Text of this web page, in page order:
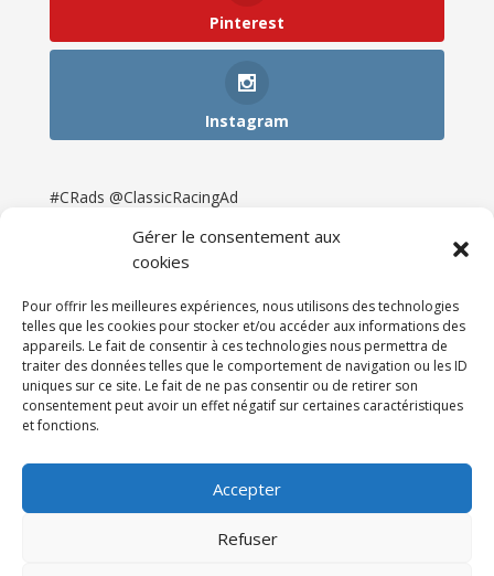
Gérer le consentement aux
cookies
Pour offrir les meilleures expériences, nous utilisons des technologies
telles que les cookies pour stocker et/ou accéder aux informations des
appareils. Le fait de consentir à ces technologies nous permettra de
traiter des données telles que le comportement de navigation ou les ID
uniques sur ce site. Le fait de ne pas consentir ou de retirer son
consentement peut avoir un effet négatif sur certaines caractéristiques
et fonctions.
Accepter
Refuser
Pinterest
Instagram
#CRads @ClassicRacingAd
Newsletter & Presse
Partenaires
Tarifs
Espace Client